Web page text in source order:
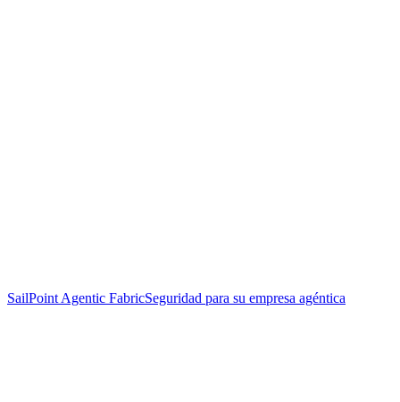
SailPoint Agentic FabricSeguridad para su empresa agéntica